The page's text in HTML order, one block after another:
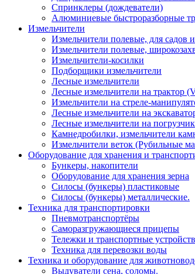
Спринклеры (дождеватели)
Алюминиевые быстроразборные
Измельчители
Измельчители полевые, для садов
Измельчители полевые,
Измельчители-косилки
Подборщики измельчители
Лесные измельчители
Лесные измельчители на трактор
Измельчители на стреле-
Лесные измельчители на
Лесные измельчители на погрузчик
Камнедробилки, измельчители
Измельчители веток (Рубильные
Оборудование для хранения и
Бункеры, накопители
Оборудование для хранения зерна
Силосы (бункеры) пластиковые
Силосы (бункеры) металлические.
Техника для транспортировки
Пневмотранспортёры
Саморазгружающиеся прицепы
Тележки и транспортные
Техника для перевозки воды
Техника и оборудование для
Выдуватели сена, соломы.